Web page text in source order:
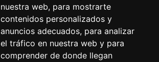
nuestra web, para mostrarte
contenidos personalizados y
anuncios adecuados, para analizar
el tráfico en nuestra web y para
comprender de donde llegan